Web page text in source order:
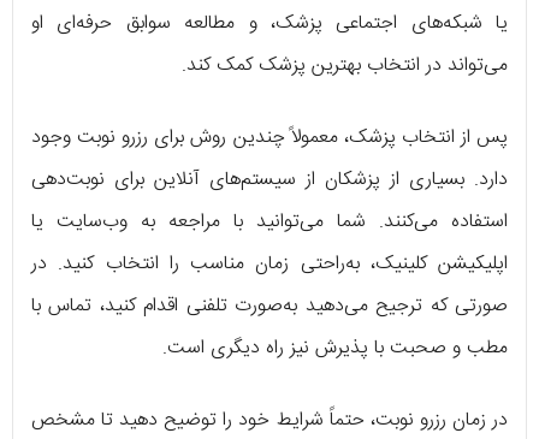
یا شبکه‌های اجتماعی پزشک، و مطالعه سوابق حرفه‌ای او
می‌تواند در انتخاب بهترین پزشک کمک کند.
پس از انتخاب پزشک، معمولاً چندین روش برای رزرو نوبت وجود
دارد. بسیاری از پزشکان از سیستم‌های آنلاین برای نوبت‌دهی
استفاده می‌کنند. شما می‌توانید با مراجعه به وب‌سایت یا
اپلیکیشن کلینیک، به‌راحتی زمان مناسب را انتخاب کنید. در
صورتی که ترجیح می‌دهید به‌صورت تلفنی اقدام کنید، تماس با
مطب و صحبت با پذیرش نیز راه دیگری است.
در زمان رزرو نوبت، حتماً شرایط خود را توضیح دهید تا مشخص